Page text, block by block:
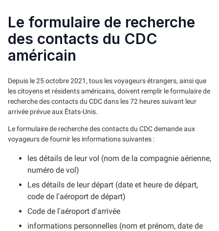
Le formulaire de recherche
des contacts du CDC
américain
Depuis le 25 octobre 2021, tous les voyageurs étrangers, ainsi que
les citoyens et résidents américains, doivent remplir le formulaire de
recherche des contacts du CDC dans les 72 heures suivant leur
arrivée prévue aux États-Unis.
Le formulaire de recherche des contacts du CDC demande aux
voyageurs de fournir les informations suivantes :
les détails de leur vol (nom de la compagnie aérienne,
numéro de vol)
Les détails de leur départ (date et heure de départ,
code de l'aéroport de départ)
Code de l'aéroport d'arrivée
informations personnelles (nom et prénom, date de